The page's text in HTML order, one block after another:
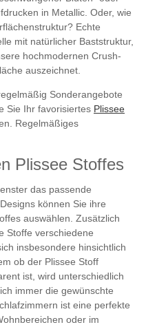
in Metallic. Oder, wie
Echte
mit natürlicher Baststruktur,
hochmodernen Crush-
auszeichnet.
Sonderangebote
Sie Ihr favorisiertes Plissee
Regelmäßiges
Plissee Stoffes
das passende
können Sie ihre
auswählen. Zusätzlich
Stoffe verschiedene
insbesondere hinsichtlich
ob der Plissee Stoff
ist, wird unterschiedlich
immer die gewünschte
ist eine perfekte
oder im